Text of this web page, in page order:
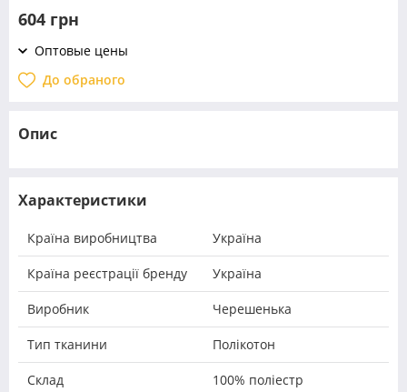
604 грн
Оптовые цены
До обраного
Опис
Характеристики
Країна виробництва Україна
Країна реєстрації бренду Україна
Виробник Черешенька
Тип тканини Полікотон
Склад 100% поліестр